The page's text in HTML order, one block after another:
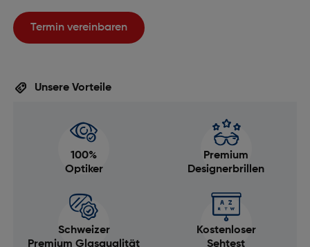
Termin vereinbaren
Unsere Vorteile
100%
Optiker
Premium
Designerbrillen
Schweizer
Premium Glasqualität
Kostenloser
Sehtest